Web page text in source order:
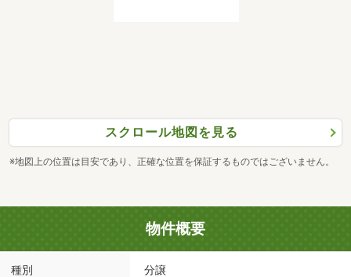
スクロール地図を見る
※地図上の位置は目安であり、正確な位置を保証するものではございません。
物件概要
種別 分譲